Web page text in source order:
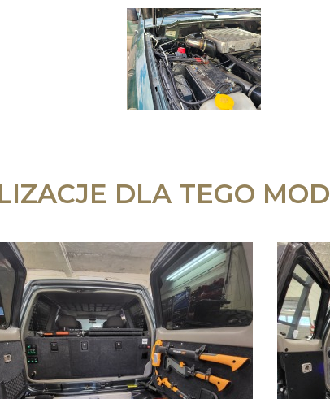
DLA TEGO